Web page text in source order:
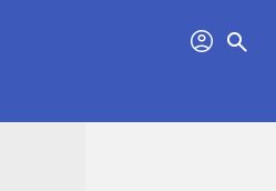
profil search